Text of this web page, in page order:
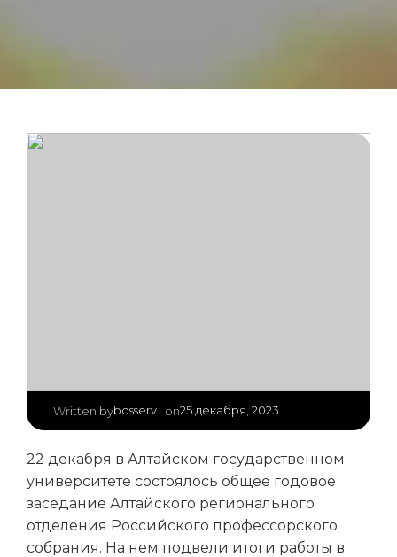
Written bybdsserv on25 декабря, 2023
22 декабря в Алтайском государственном
университете состоялось общее годовое
заседание Алтайского регионального
отделения Российского профессорского
собрания. На нем подвели итоги работы в